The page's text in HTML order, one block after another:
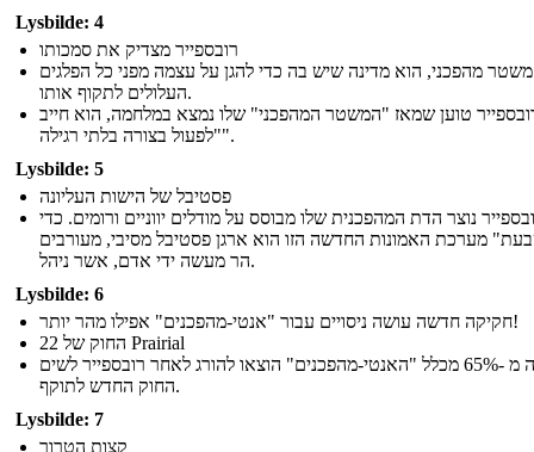
Lysbilde: 4
רובספייר מצדיק את סמכותו
מהפכני, הוא מדינה שיש בה כדי להגן על עצמה מפני כל הפלגים
העלולים לתקוף אותו.
טוען שמאז "המשטר המהפכני" שלו נמצא במלחמה, הוא חייב
"לפעול בצורה בלתי רגילה".
Lysbilde: 5
פסטיבל של הישות העליונה
נוצר הדת המהפכנית שלו מבוסס על מודלים יווניים ורומים. כדי
מערכת האמונות החדשה הזו הוא ארגן פסטיבל מסיבי, מעורבים
הר מעשה ידי אדם, אשר ניהל.
Lysbilde: 6
חקיקה חדשה עושה ניסויים עבור "אנטי-מהפכנים" אפילו מהר יותר!
החוק של 22 Prairial
למעלה מ -65% מכלל "האנטי-מהפכנים" הוצאו להורג לאחר רובספייר לשים
החוק החדש לתוקף.
Lysbilde: 7
קצות הטרור